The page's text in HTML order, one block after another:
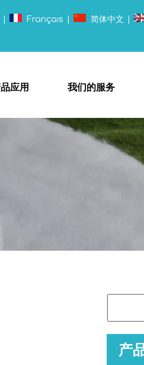
Français 简体中文
应用 我们的服务
产